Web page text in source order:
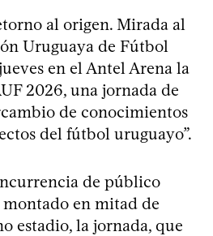
al origen. Mirada al
Uruguaya de Fútbol
en el Antel Arena la
2026, una jornada de
de conocimientos
del fútbol uruguayo”.
de público
en mitad de
estadio, la jornada, que